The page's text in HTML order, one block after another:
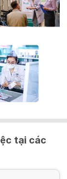
tại các